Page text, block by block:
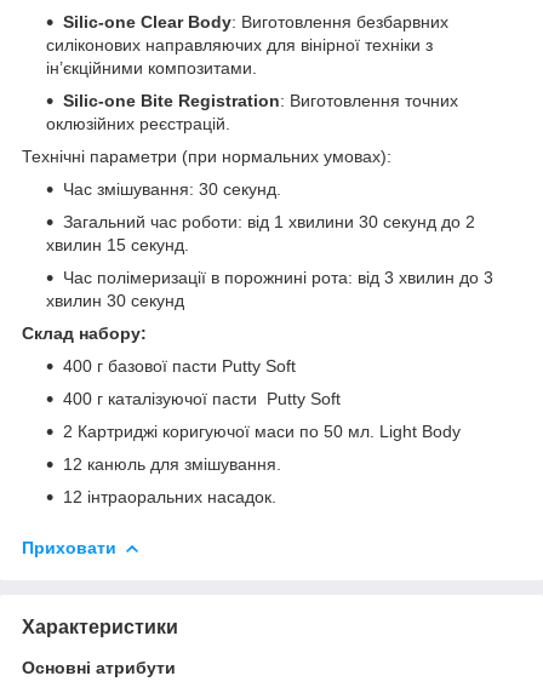
Silic-one Clear Body: Виготовлення безбарвних
силіконових направляючих для вінірної техніки з
ін’єкційними композитами.
Silic-one Bite Registration: Виготовлення точних
оклюзійних реєстрацій.
Технічні параметри (при нормальних умовах):
Час змішування: 30 секунд.
Загальний час роботи: від 1 хвилини 30 секунд до 2
хвилин 15 секунд.
Час полімеризації в порожнині рота: від 3 хвилин до 3
хвилин 30 секунд
Склад набору:
400 г базової пасти Putty Soft
400 г каталізуючої пасти Putty Soft
2 Картриджі коригуючої маси по 50 мл. Light Body
12 канюль для змішування.
12 інтраоральних насадок.
Приховати
Характеристики
Основні атрибути